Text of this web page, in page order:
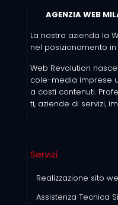
AGENZIA WEB
La nostra azienda la
nel posizionamento
Web Revolution
cole-media imprese
a costi contenuti.
ti, aziende di servizi,
Servizi
Realizzazione sito
Assistenza Tecnica